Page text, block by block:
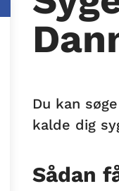
Du kan
kalde dig
Sådan